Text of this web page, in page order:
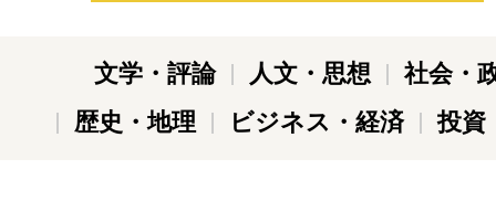
文学・評論 人文・思想
社会・
歴史・地理
ビジネス・経済 投資